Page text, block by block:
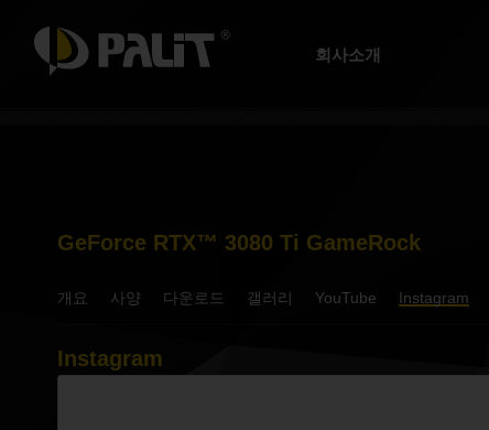
회사소개
GeForce RTX™ 3080 Ti GameRock
개요 사양 다운로드 갤러리 YouTube Instagram
Instagram